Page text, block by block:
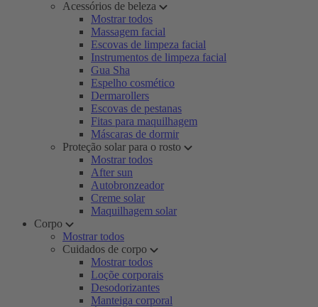
Acessórios de beleza
Mostrar todos
Massagem facial
Escovas de limpeza facial
Instrumentos de limpeza facial
Gua Sha
Espelho cosmético
Dermarollers
Escovas de pestanas
Fitas para maquilhagem
Máscaras de dormir
Proteção solar para o rosto
Mostrar todos
After sun
Autobronzeador
Creme solar
Maquilhagem solar
Corpo
Mostrar todos
Cuidados de corpo
Mostrar todos
Loçõe corporais
Desodorizantes
Manteiga corporal